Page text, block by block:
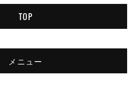
TOP
メニュー